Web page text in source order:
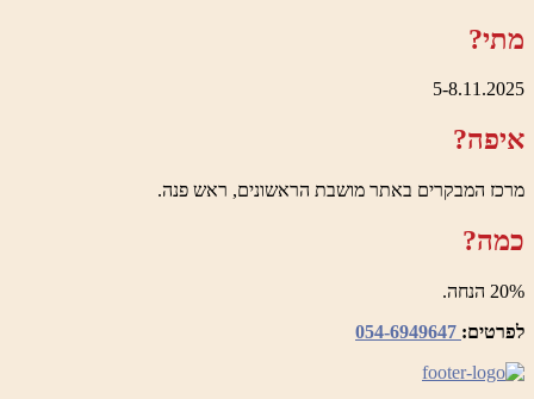
מתי?
5-8.11.2025
איפה?
מרכז המבקרים באתר מושבת הראשונים, ראש פנה.
כמה?
20% הנחה.
לפרטים: